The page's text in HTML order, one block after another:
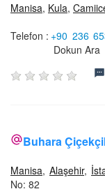
Manisa, Kula,
Telefon : +90 236
Dokun Ara
Buhara
Manisa, Alaşehir,
No: 82